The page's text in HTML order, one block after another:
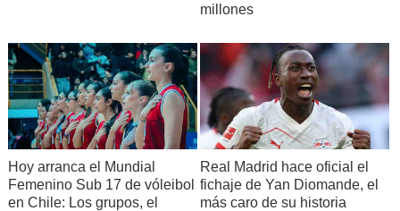
millones
Hoy arranca el Mundial
Femenino Sub 17 de vóleibol
en Chile: Los grupos, el
Real Madrid hace oficial el
fichaje de Yan Diomande, el
más caro de su historia